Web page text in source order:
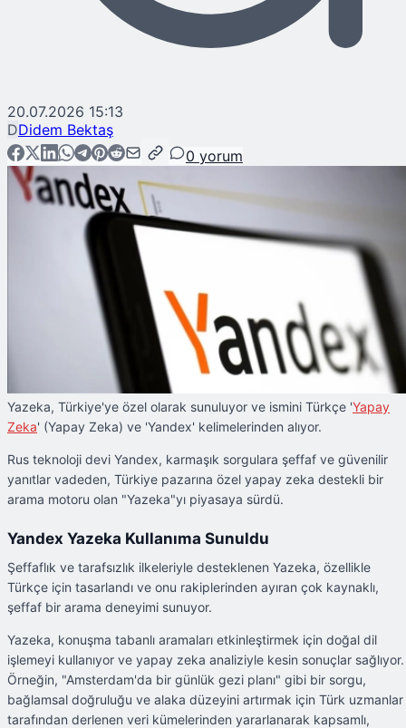
20.07.2026 15:13
DDidem Bektaş
0 yorum
Yazeka, Türkiye'ye özel olarak sunuluyor ve ismini Türkçe 'Yapay
Zeka' (Yapay Zeka) ve 'Yandex' kelimelerinden alıyor.
Rus teknoloji devi Yandex, karmaşık sorgulara şeffaf ve güvenilir
yanıtlar vadeden, Türkiye pazarına özel yapay zeka destekli bir
arama motoru olan "Yazeka"yı piyasaya sürdü.
Yandex Yazeka Kullanıma Sunuldu
Şeffaflık ve tarafsızlık ilkeleriyle desteklenen Yazeka, özellikle
Türkçe için tasarlandı ve onu rakiplerinden ayıran çok kaynaklı,
şeffaf bir arama deneyimi sunuyor.
Yazeka, konuşma tabanlı aramaları etkinleştirmek için doğal dil
işlemeyi kullanıyor ve yapay zeka analiziyle kesin sonuçlar sağlıyor.
Örneğin, "Amsterdam'da bir günlük gezi planı" gibi bir sorgu,
bağlamsal doğruluğu ve alaka düzeyini artırmak için Türk uzmanlar
tarafından derlenen veri kümelerinden yararlanarak kapsamlı,